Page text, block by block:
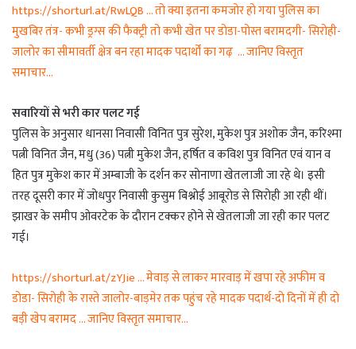
https://shorturl.at/RwLQB … तो क्या इतना कमजोर हो गया पुलिस का
मुखबिर तंत्र- कभी ड्रग्स की फैक्ट्री तो कभी खेत पर डोडा-पोस्त बरामदगी- सिरोही-
जालोर का सीमावर्ती क्षेत्र बन रहा मादक पदार्थों का गढ़ … जानिए विस्तृत
समाचार…
सवारियों से भरी कार पलट गई
पुलिस के अनुसार धानसा निवासी विनित पुत्र सुरेश, मुकेश पुत्र अशोक जैन, करिश्मा
पत्नी विनित जैन, मधु (36) पत्नी मुकेश जैन, हर्षित व कविश पुत्र विनित एवं यान व
हित पुत्र मुकेश कार में अम्बाजी के दर्शन कर सोनाणा खेतलाजी जा रहे थे। इसी
तरह दूसरी कार में जोधपुर निवासी कुसुम बिश्नोई आबूरोड से सिरोही आ रही थीं।
झाखर के समीप ओवरटेक के दौरान टक्कर होने से खेतलाजी जा रही कार पलट
गई।
https://shorturl.at/zYJie … मेवाड़ से लाकर मारवाड़ में खपा रहे अफीम व
डोडा- सिरोही के रास्ते जालोर-बाड़मेर तक पहुंच रहे मादक पदार्थ-दो दिनों में ही दो
बड़ी खेप बरामद … जानिए विस्तृत समाचार…